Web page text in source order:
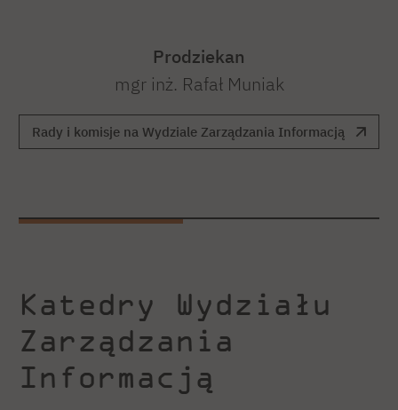
Prodziekan
mgr inż. Rafał Muniak
Rady i komisje na Wydziale Zarządzania Informacją
Katedry Wydziału
Zarządzania
Informacją